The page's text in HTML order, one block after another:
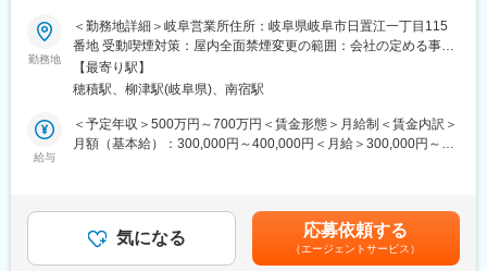
カーとの交渉などに携わっていただきます。バイヤーからのご要
望はもちろん、お店の課題を創出し売上を伸ばすご提案をしてい
ただきます。ご自身のアイデアが店頭に並ぶことも面白味のひと
つです。
■営業のスタンス：
納品したら終わりではなく、今後も続くお客様との信頼の水かさ
年2回の人事面談にて、勤務態度や営業活動の内容などの定性、実
績などの定量の二軸で評価を行います。※役職により定性・定量の
中部地区を地盤とする電気設備資材総合卸売商社である当社の営
業職としてご活躍いただきます。電気工事店や空調設備工事店、
建設会社や住宅メーカーや工場などに､照明機器や空調設備､工事
に使用される電線など様々な電設資材等を提案いただきます｡
■業務内容：
・電気設備資材の販売
・地元企業を中心得意先への訪問
・新規開拓
■当ポジションの特徴：
勤務地
＜勤務地詳細＞岐阜営業所住所：岐阜県岐阜市日置江一丁目115
番地 受動喫煙対策：屋内全面禁煙変更の範囲：会社の定める事業
所【最寄り駅】
穂積駅、柳津駅(岐阜県)、南宿駅
給与
＜予定年収＞500万円～700万円＜賃金形態＞月給制＜賃金内訳＞
月額（基本給）：300,000円～400,000円＜月給＞300,000円～
ヶ月）※給与詳細は経験に応じて決定します。■報奨金制度／個
人・拠点毎あり賃金はあくまでも目安の金額であり、選考を通じ
て上下する可能性があります。月給(月額)は固定手当を含めた表記
気になる 応募依頼する
（エージェントサービス）